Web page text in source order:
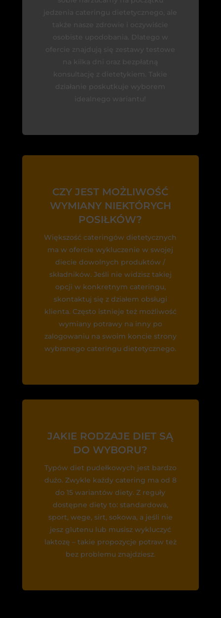
CZY JEST MOŻLIWOŚĆ
WYMIANY NIEKTÓRYCH
POSIŁKÓW?
Większość cateringów dietetycznych
ma w ofercie wykluczenie w swojej
diecie dowolnych produktów /
składników. Jeśli nie widzisz takiej
opcji w konkretnym cateringu,
skontaktuj się z działem obsługi
klienta. Często istnieje też możliwość
wymiany potrawy na inny po
zalogowaniu na swoim koncie strony
wybranego cateringu dietetycznego.
JAKIE RODZAJE DIET SĄ
DO WYBORU?
Typów diet pudełkowych jest bardzo
dużo. Zwykle każdy catering ma od 8
do 15 wariantów diety. Z reguły
dostępne diety to: standardowa,
sport, wege, sirt, sokowa, a jeśli nie
jesz glutenu lub musisz wykluczyć
laktozę – takie propozycje potraw też
bez problemu znajdziesz.